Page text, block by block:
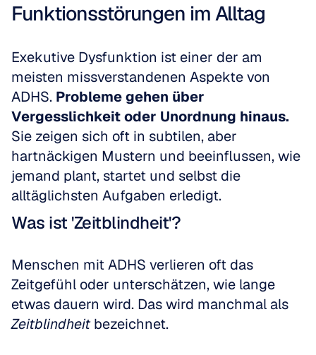
Funktionsstörungen im Alltag
Exekutive Dysfunktion ist einer der am
meisten missverstandenen Aspekte von
ADHS. Probleme gehen über
Vergesslichkeit oder Unordnung hinaus.
Sie zeigen sich oft in subtilen, aber
hartnäckigen Mustern und beeinflussen, wie
jemand plant, startet und selbst die
alltäglichsten Aufgaben erledigt.
Was ist 'Zeitblindheit'?
Menschen mit ADHS verlieren oft das
Zeitgefühl oder unterschätzen, wie lange
Zeitblindheit bezeichnet.